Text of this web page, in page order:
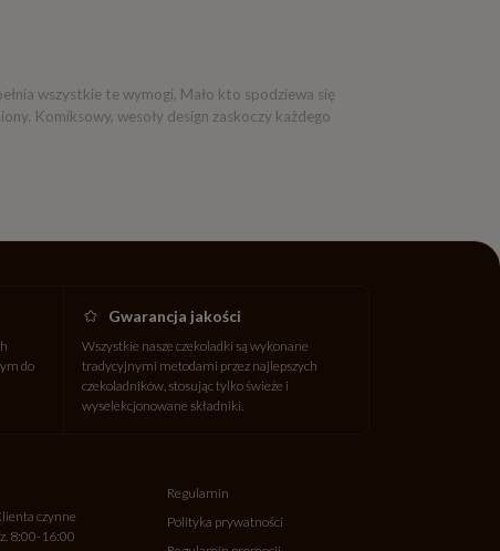
wszystkie te wymogi, Mało kto spodziewa się
Komiksowy, wesoły design zaskoczy każdego
do
Gwarancja jakości
Wszystkie nasze czekoladki są wykonane
tradycyjnymi metodami przez najlepszych
czekoladników, stosując tylko świeże i
wyselekcjonowane składniki.
czynne
8:00-16:00
Regulamin
Polityka prywatności